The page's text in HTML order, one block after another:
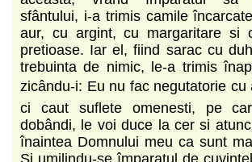
sfântului, i-a trimis camile
aur, cu argint, cu margaritare si
pretioase. Iar el, fiind sarac cu
trebuinta de nimic, le-a trimis
zicându-i: Eu nu fac negutatorie
ci caut suflete omenesti, pe
dobândi, le voi duce la cer si
înaintea Domnului meu ca sunt
Si umilindu-se împaratul de